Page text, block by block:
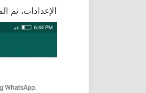
الإعدادات، ثم